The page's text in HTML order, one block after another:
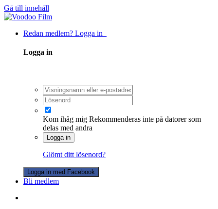
Gå till innehåll
Redan medlem? Logga in
Logga in
Kom ihåg mig Rekommenderas inte på datorer som
delas med andra
Logga in
Glömt ditt lösenord?
Logga in med Facebook
Bli medlem